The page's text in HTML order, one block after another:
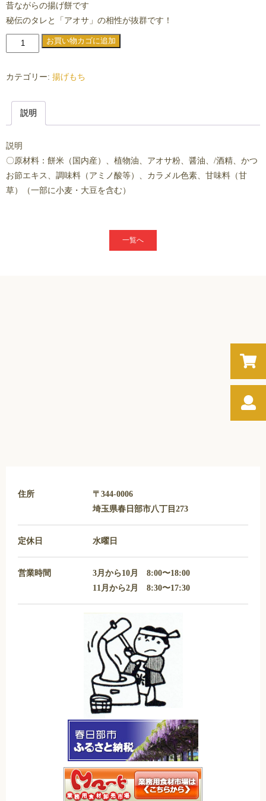
昔ながらの揚げ餅です
秘伝のタレと「アオサ」の相性が抜群です！
き
げ
お買い物カゴに追加
カテゴリー: 揚げもち
説明
説明
〇原材料：餅米（国内産）、植物油、アオサ粉、醤油、/酒精、かつ
お節エキス、調味料（アミノ酸等）、カラメル色素、甘味料（甘
草）（一部に小麦・大豆を含む）
一覧へ
住所
〒344-0006
埼玉県春日部市八丁目273
定休日 水曜日
営業時間
3月から10月 8:00〜18:00
11月から2月 8:30〜17:30